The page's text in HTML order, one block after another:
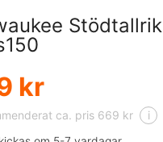
kr
ca. pris 669 kr i